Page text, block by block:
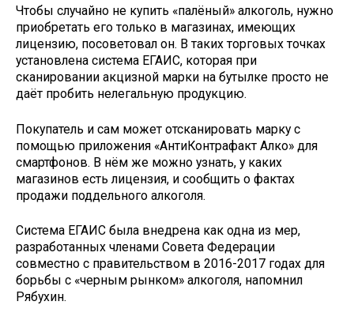
Чтобы случайно не купить «палёный» алкоголь, нужно
приобретать его только в магазинах, имеющих
лицензию, посоветовал он. В таких торговых точках
установлена система ЕГАИС, которая при
сканировании акцизной марки на бутылке просто не
даёт пробить нелегальную продукцию.
Покупатель и сам может отсканировать марку с
помощью приложения «АнтиКонтрафакт Алко» для
смартфонов. В нём же можно узнать, у каких
магазинов есть лицензия, и сообщить о фактах
продажи поддельного алкоголя.
Система ЕГАИС была внедрена как одна из мер,
разработанных членами Совета Федерации
совместно с правительством в 2016-2017 годах для
борьбы с «черным рынком» алкоголя, напомнил
Рябухин.